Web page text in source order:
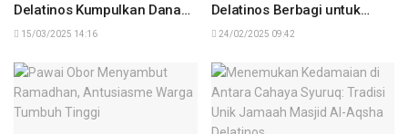
Delatinos Kumpulkan Dana
Rp672 Juta
15/03/2025 14:16
Delatinos Berbagi untuk
Palestina
24/02/2025 09:42